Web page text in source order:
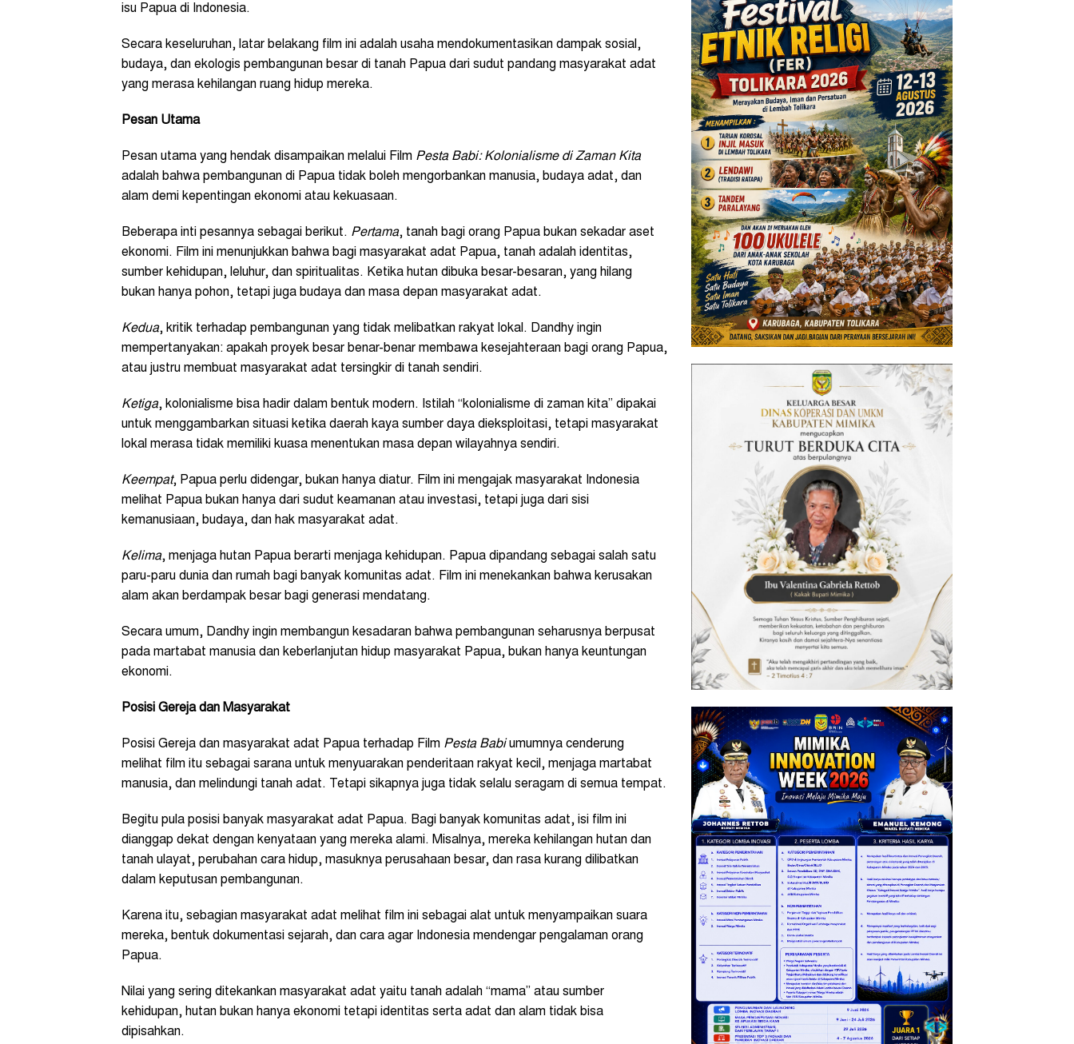
isu Papua di Indonesia.
Secara keseluruhan, latar belakang film ini adalah usaha mendokumentasikan dampak sosial,
budaya, dan ekologis pembangunan besar di tanah Papua dari sudut pandang masyarakat adat
yang merasa kehilangan ruang hidup mereka.
Pesan Utama
Pesan utama yang hendak disampaikan melalui Film Pesta Babi: Kolonialisme di Zaman Kita
adalah bahwa pembangunan di Papua tidak boleh mengorbankan manusia, budaya adat, dan
alam demi kepentingan ekonomi atau kekuasaan.
Beberapa inti pesannya sebagai berikut. Pertama, tanah bagi orang Papua bukan sekadar aset
ekonomi. Film ini menunjukkan bahwa bagi masyarakat adat Papua, tanah adalah identitas,
sumber kehidupan, leluhur, dan spiritualitas. Ketika hutan dibuka besar-besaran, yang hilang
bukan hanya pohon, tetapi juga budaya dan masa depan masyarakat adat.
Kedua, kritik terhadap pembangunan yang tidak melibatkan rakyat lokal. Dandhy ingin
mempertanyakan: apakah proyek besar benar-benar membawa kesejahteraan bagi orang Papua,
atau justru membuat masyarakat adat tersingkir di tanah sendiri.
Ketiga, kolonialisme bisa hadir dalam bentuk modern. Istilah “kolonialisme di zaman kita” dipakai
untuk menggambarkan situasi ketika daerah kaya sumber daya dieksploitasi, tetapi masyarakat
lokal merasa tidak memiliki kuasa menentukan masa depan wilayahnya sendiri.
Keempat, Papua perlu didengar, bukan hanya diatur. Film ini mengajak masyarakat Indonesia
melihat Papua bukan hanya dari sudut keamanan atau investasi, tetapi juga dari sisi
kemanusiaan, budaya, dan hak masyarakat adat.
Kelima, menjaga hutan Papua berarti menjaga kehidupan. Papua dipandang sebagai salah satu
paru-paru dunia dan rumah bagi banyak komunitas adat. Film ini menekankan bahwa kerusakan
alam akan berdampak besar bagi generasi mendatang.
Secara umum, Dandhy ingin membangun kesadaran bahwa pembangunan seharusnya berpusat
pada martabat manusia dan keberlanjutan hidup masyarakat Papua, bukan hanya keuntungan
ekonomi.
Posisi Gereja dan Masyarakat
Posisi Gereja dan masyarakat adat Papua terhadap Film Pesta Babiumumnya cenderung
melihat film itu sebagai sarana untuk menyuarakan penderitaan rakyat kecil, menjaga martabat
manusia, dan melindungi tanah adat. Tetapi sikapnya juga tidak selalu seragam di semua tempat.
Begitu pula posisi banyak masyarakat adat Papua. Bagi banyak komunitas adat, isi film ini
dianggap dekat dengan kenyataan yang mereka alami. Misalnya, mereka kehilangan hutan dan
tanah ulayat, perubahan cara hidup, masuknya perusahaan besar, dan rasa kurang dilibatkan
dalam keputusan pembangunan.
Karena itu, sebagian masyarakat adat melihat film ini sebagai alat untuk menyampaikan suara
mereka, bentuk dokumentasi sejarah, dan cara agar Indonesia mendengar pengalaman orang
Papua.
Nilai yang sering ditekankan masyarakat adat yaitu tanah adalah “mama” atau sumber
kehidupan, hutan bukan hanya ekonomi tetapi identitas serta adat dan alam tidak bisa
dipisahkan.